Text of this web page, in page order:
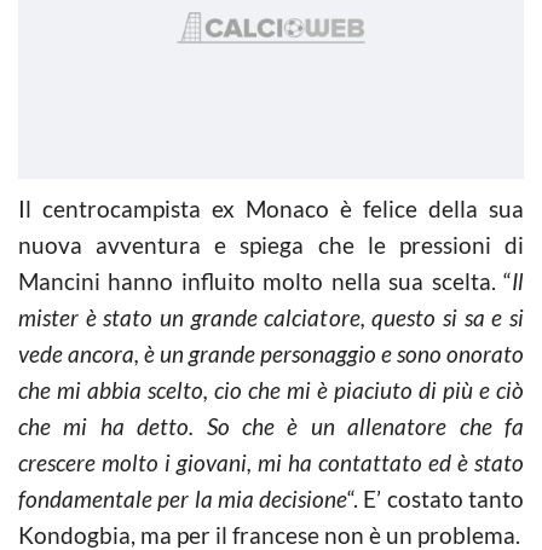
Il centrocampista ex Monaco è felice della sua
nuova avventura e spiega che le pressioni di
Mancini hanno influito molto nella sua scelta. “Il
mister è stato un grande calciatore, questo si sa e si
vede ancora, è un grande personaggio e sono onorato
che mi abbia scelto, cio che mi è piaciuto di più e ciò
che mi ha detto. So che è un allenatore che fa
crescere molto i giovani, mi ha contattato ed è stato
fondamentale per la mia decisione“. E’ costato tanto
Kondogbia, ma per il francese non è un problema.